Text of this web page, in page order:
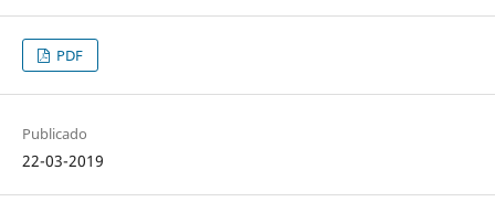
PDF
Publicado
22-03-2019